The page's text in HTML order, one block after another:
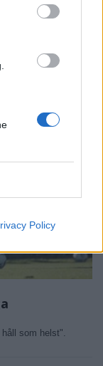
Policy
som helst".